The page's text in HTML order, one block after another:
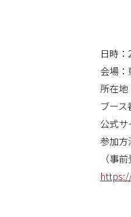
日時
会場
所在
ブー
公式サ
参加方
（事